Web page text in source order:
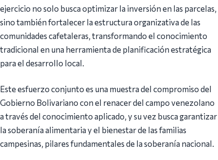
ejercicio no solo busca optimizar la inversión en las parcelas,
sino también fortalecer la estructura organizativa de las
comunidades cafetaleras, transformando el conocimiento
tradicional en una herramienta de planificación estratégica
para el desarrollo local.
Este esfuerzo conjunto es una muestra del compromiso del
Gobierno Bolivariano con el renacer del campo venezolano
a través del conocimiento aplicado, y su vez busca garantizar
la soberanía alimentaria y el bienestar de las familias
campesinas, pilares fundamentales de la soberanía nacional.